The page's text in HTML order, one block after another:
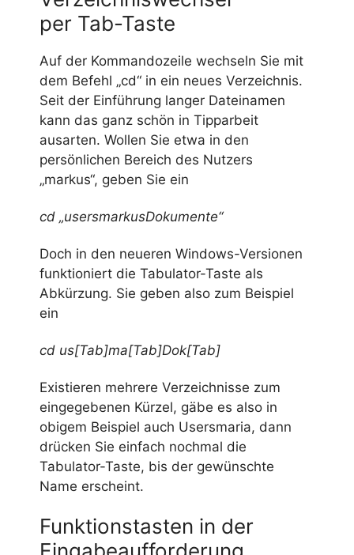
per Tab-Taste
Auf der Kommandozeile wechseln Sie mit
dem Befehl „cd“ in ein neues Verzeichnis.
Seit der Einführung langer Dateinamen
kann das ganz schön in Tipparbeit
ausarten. Wollen Sie etwa in den
persönlichen Bereich des Nutzers
„markus“, geben Sie ein
cd „usersmarkusDokumente“
Doch in den neueren Windows-Versionen
funktioniert die Tabulator-Taste als
Abkürzung. Sie geben also zum Beispiel
ein
cd us[Tab]ma[Tab]Dok[Tab]
Existieren mehrere Verzeichnisse zum
eingegebenen Kürzel, gäbe es also in
obigem Beispiel auch Usersmaria, dann
drücken Sie einfach nochmal die
Tabulator-Taste, bis der gewünschte
Name erscheint.
Funktionstasten in der